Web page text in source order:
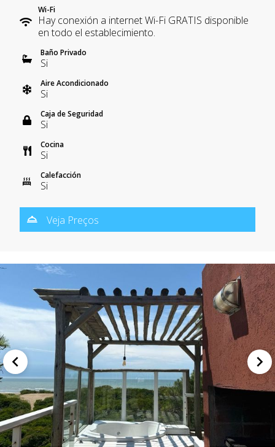
Wi-Fi
Hay conexión a internet Wi-Fi GRATIS disponible
en todo el establecimiento.
Baño Privado
Si
Aire Acondicionado
Si
Caja de Seguridad
Si
Cocina
Si
Calefacción
Si
Veja Preços